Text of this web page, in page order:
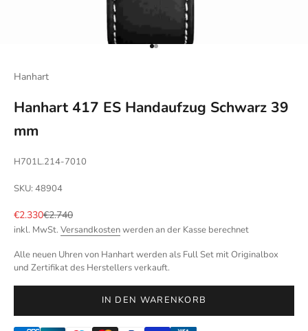
Gehe zu Element 1
Gehe zu Element 2
Hanhart
Hanhart 417 ES Handaufzug Schwarz 39
mm
H701L.214-7010
SKU: 48904
Angebot
€2.330Regulärer Preis
€2.740
inkl. MwSt. Versandkostenwerden an der Kasse berechnet
Alle neuen Uhren von Hanhart werden als Full Set mit Originalbox
und Zertifikat des Herstellers verkauft.
IN DEN WARENKORB